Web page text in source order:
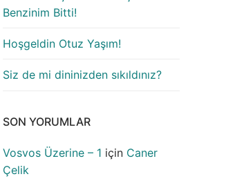
Benzinim Bitti!
Hoşgeldin Otuz Yaşım!
Siz de mi dininizden sıkıldınız?
SON YORUMLAR
Vosvos Üzerine – 1 için Caner
Çelik